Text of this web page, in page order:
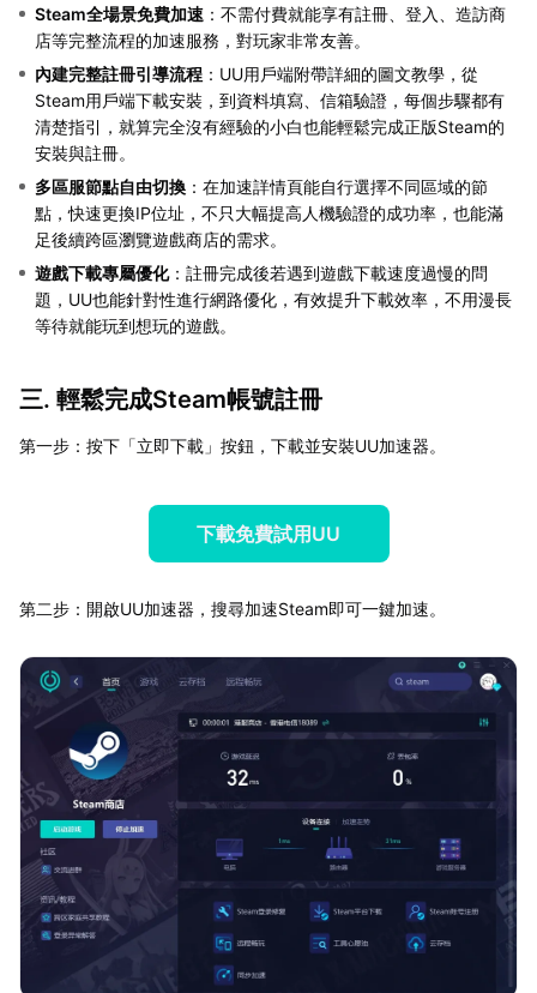
Steam全場景免費加速 ：不需付費就能享有註冊、登入、造訪商
店等完整流程的加速服務，對玩家非常友善。
內建完整註冊引導流程 ：UU用戶端附帶詳細的圖文教學，從
Steam用戶端下載安裝，到資料填寫、信箱驗證，每個步驟都有
清楚指引，就算完全沒有經驗的小白也能輕鬆完成正版Steam的
安裝與註冊。
多區服節點自由切換 ：在加速詳情頁能自行選擇不同區域的節
點，快速更換IP位址，不只大幅提高人機驗證的成功率，也能滿
足後續跨區瀏覽遊戲商店的需求。
遊戲下載專屬優化：註冊完成後若遇到遊戲下載速度過慢的問
題，UU也能針對性進行網路優化，有效提升下載效率，不用漫長
等待就能玩到想玩的遊戲。
三. 輕鬆完成Steam帳號註冊
第一步：按下「立即下載」按鈕，下載並安裝UU加速器。
下載免費試用UU
第二步：開啟UU加速器，搜尋加速Steam即可一鍵加速。